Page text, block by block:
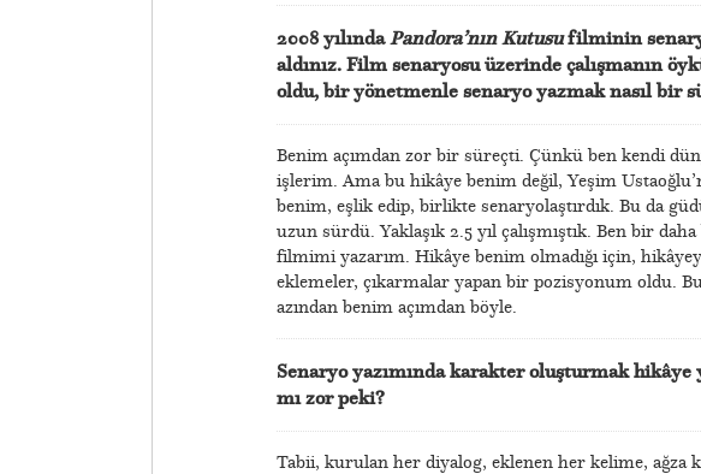
2008 yılındaPandora’nın Kutusufilminin
aldınız. Film senaryosu üzerinde çalışmanın
oldu, bir yönetmenle senaryo yazmak nasıl bir
Benim açımdan zor bir süreçti. Çünkü ben kendi
işlerim. Ama bu hikâye benim değil, Yeşim
benim, eşlik edip, birlikte senaryolaştırdık. Bu da
uzun sürdü. Yaklaşık 2.5 yıl çalışmıştık. Ben bir
filmimi yazarım. Hikâye benim olmadığı için,
eklemeler, çıkarmalar yapan bir pozisyonum oldu. Bu
azından benim açımdan böyle.
Senaryo yazımında karakter oluşturmak
mı zor peki?
Tabii, kurulan her diyalog, eklenen her kelime,